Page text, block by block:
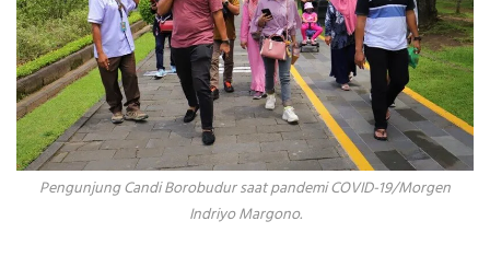
Pengunjung Candi Borobudur saat pandemi COVID-19/Morgen
Indriyo Margono.